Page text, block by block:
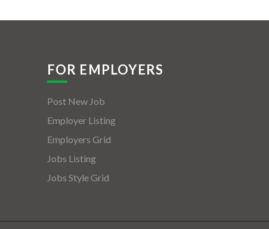
FOR EMPLOYERS
Post New Job
Employer Listing
Employers Grid
Jobs Listing
Jobs Style Grid